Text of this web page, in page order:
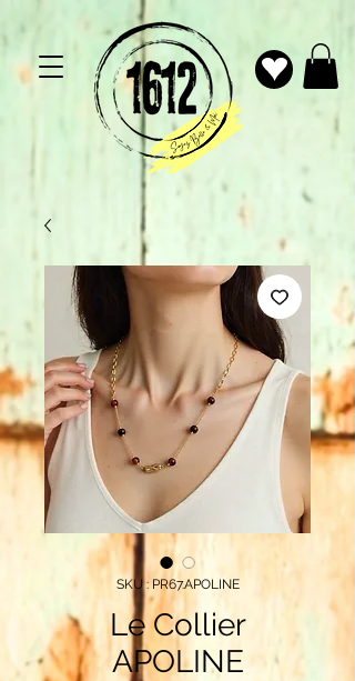
SKU : PR67.APOLINE
Le Collier
APOLINE